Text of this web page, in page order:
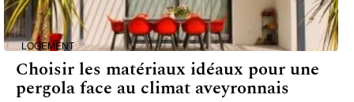
LOGEMENT
Choisir les matériaux idéaux pour une
pergola face au climat aveyronnais